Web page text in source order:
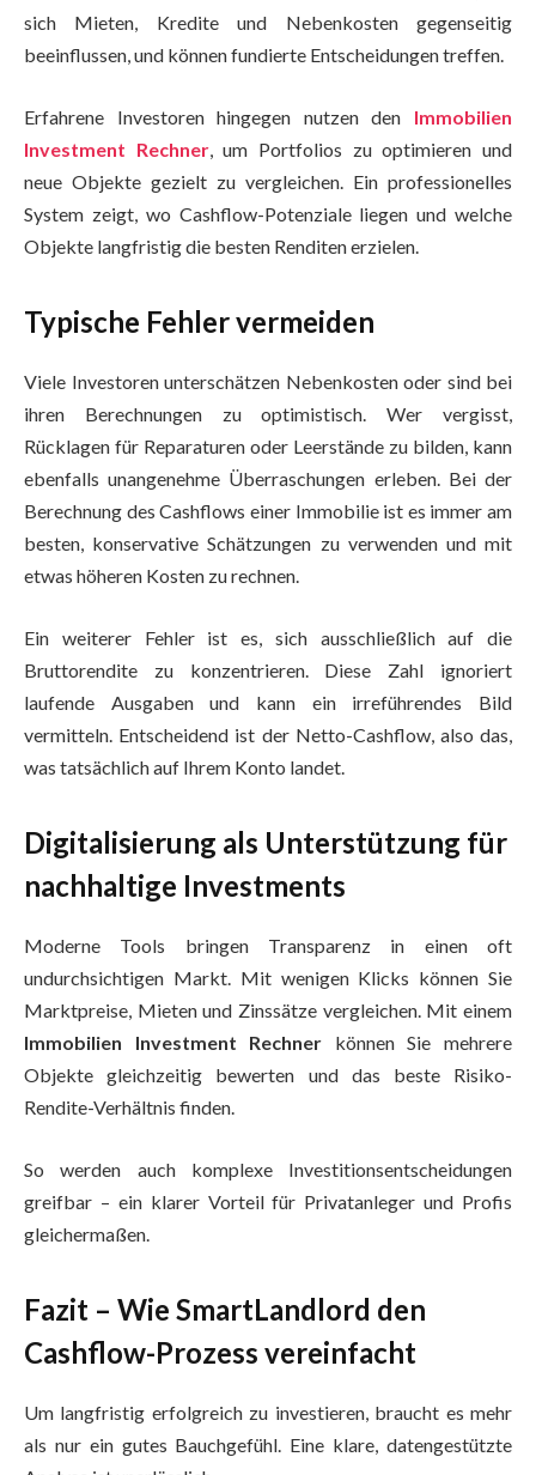
sich Mieten, Kredite und Nebenkosten gegenseitig
beeinflussen, und können fundierte Entscheidungen treffen.
Erfahrene Investoren hingegen nutzen den Immobilien
Investment Rechner, um Portfolios zu optimieren und
neue Objekte gezielt zu vergleichen. Ein professionelles
System zeigt, wo Cashflow-Potenziale liegen und welche
Objekte langfristig die besten Renditen erzielen.
Typische Fehler vermeiden
Viele Investoren unterschätzen Nebenkosten oder sind bei
ihren Berechnungen zu optimistisch. Wer vergisst,
Rücklagen für Reparaturen oder Leerstände zu bilden, kann
ebenfalls unangenehme Überraschungen erleben. Bei der
Berechnung des Cashflows einer Immobilie ist es immer am
besten, konservative Schätzungen zu verwenden und mit
etwas höheren Kosten zu rechnen.
Ein weiterer Fehler ist es, sich ausschließlich auf die
Bruttorendite zu konzentrieren. Diese Zahl ignoriert
laufende Ausgaben und kann ein irreführendes Bild
vermitteln. Entscheidend ist der Netto-Cashflow, also das,
was tatsächlich auf Ihrem Konto landet.
Digitalisierung als Unterstützung für
nachhaltige Investments
Moderne Tools bringen Transparenz in einen oft
undurchsichtigen Markt. Mit wenigen Klicks können Sie
Marktpreise, Mieten und Zinssätze vergleichen. Mit einem
Immobilien Investment Rechner können Sie mehrere
Objekte gleichzeitig bewerten und das beste Risiko-
Rendite-Verhältnis finden.
So werden auch komplexe Investitionsentscheidungen
greifbar – ein klarer Vorteil für Privatanleger und Profis
gleichermaßen.
Fazit – Wie SmartLandlord den
Cashflow-Prozess vereinfacht
Um langfristig erfolgreich zu investieren, braucht es mehr
als nur ein gutes Bauchgefühl. Eine klare, datengestützte